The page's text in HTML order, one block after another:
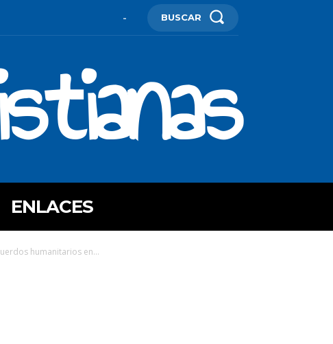
- BUSCAR
ENLACES
humanitarios en...